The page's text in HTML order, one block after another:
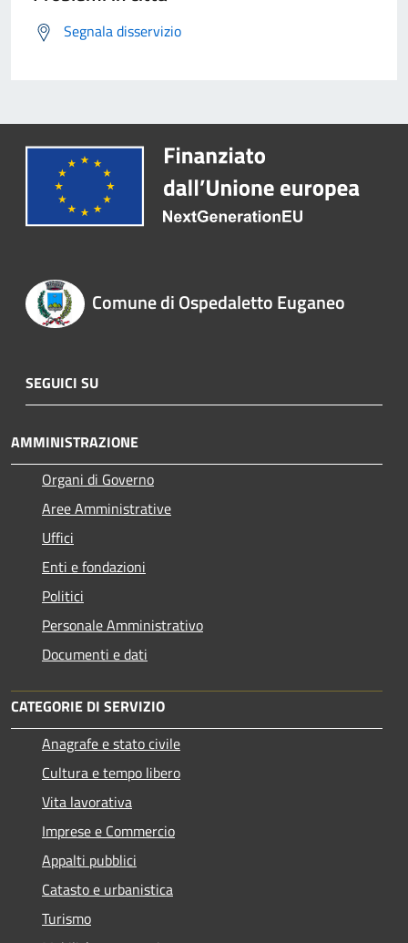
Segnala disservizio
Comune di Ospedaletto Euganeo
SEGUICI SU
AMMINISTRAZIONE
Organi di Governo
Aree Amministrative
Uffici
Enti e fondazioni
Politici
Personale Amministrativo
Documenti e dati
CATEGORIE DI SERVIZIO
Anagrafe e stato civile
Cultura e tempo libero
Vita lavorativa
Imprese e Commercio
Appalti pubblici
Catasto e urbanistica
Turismo